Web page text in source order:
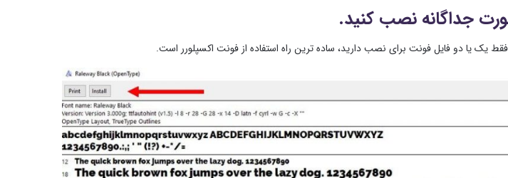
یک یا دو فایل فونت برای نصب دارید، ساده ترین راه استفاده از فونت اکسپلورر است.